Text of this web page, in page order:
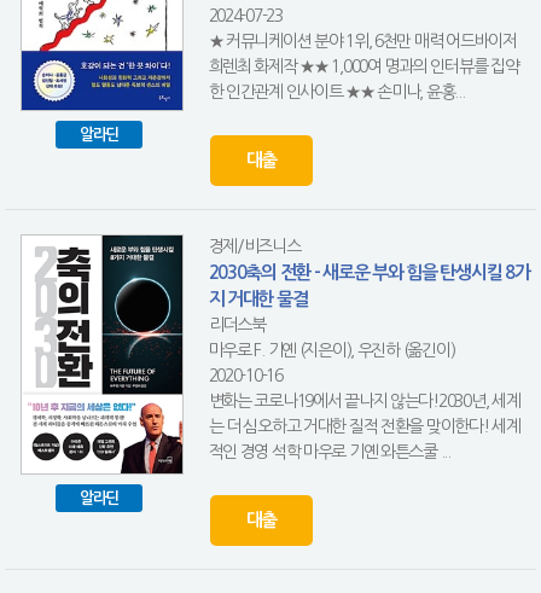
알라딘
2024-07-23
★ 커뮤니케이션 분야 1위, 6천만 매력 어드바이저
희렌최 화제작 ★★ 1,000여 명과의 인터뷰를 집약
한 인간관계 인사이트 ★★ 손미나, 윤홍...
대출
알라딘
경제/비즈니스
2030축의 전환 - 새로운 부와 힘을 탄생시킬 8가
지 거대한 물결
리더스북
마우로 F. 기옌 (지은이), 우진하 (옮긴이)
2020-10-16
변화는 코로나19에서 끝나지 않는다!2030년, 세계
는 더 심오하고 거대한 질적 전환을 맞이한다! 세계
적인 경영 석학 마우로 기옌 와튼스쿨 ...
대출